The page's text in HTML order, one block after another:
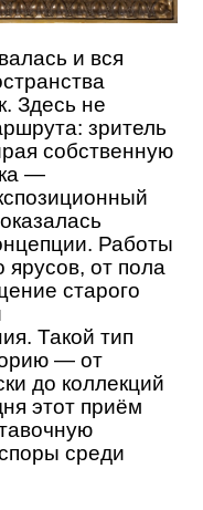
и вся
Здесь не
зритель
собственную
—
Работы
ярусов, от пола
старого
Такой тип
— от
до коллекций
этот приём
среди